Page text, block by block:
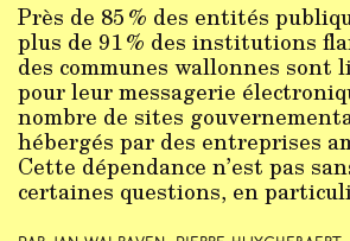
Près de 85 % des entités
plus de 91 % des institutions
des communes wallonnes sont
pour leur messagerie
nombre de sites
hébergés par des entreprises
Cette dépendance n’est pas
certaines questions, en